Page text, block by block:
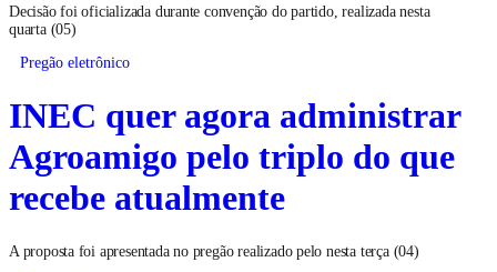
Decisão foi oficializada durante convenção do partido, realizada nesta
quarta (05)
Pregão eletrônico
INEC quer agora administrar
Agroamigo pelo triplo do que
recebe atualmente
A proposta foi apresentada no pregão realizado pelo nesta terça (04)